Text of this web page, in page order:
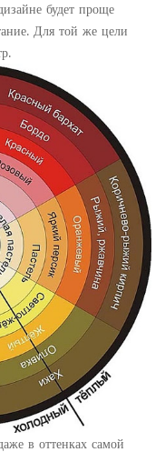
будет проще
Для той же цели
в оттенках самой